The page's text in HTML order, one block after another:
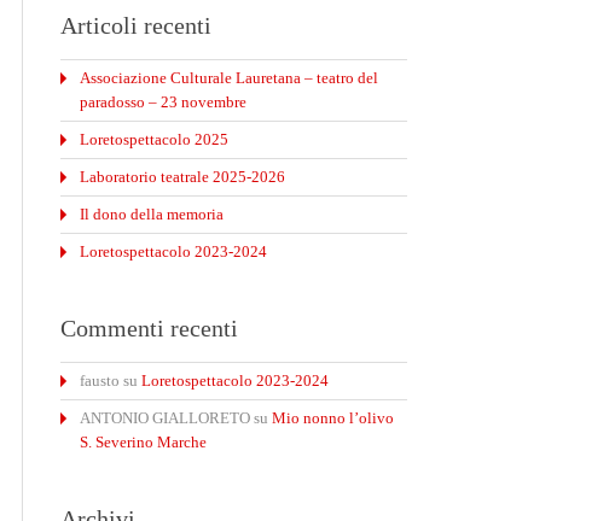
Articoli recenti
Associazione Culturale Lauretana – teatro del
paradosso – 23 novembre
Loretospettacolo 2025
Laboratorio teatrale 2025-2026
Il dono della memoria
Loretospettacolo 2023-2024
Commenti recenti
fausto su Loretospettacolo 2023-2024
ANTONIO GIALLORETO su Mio nonno l’olivo
S. Severino Marche